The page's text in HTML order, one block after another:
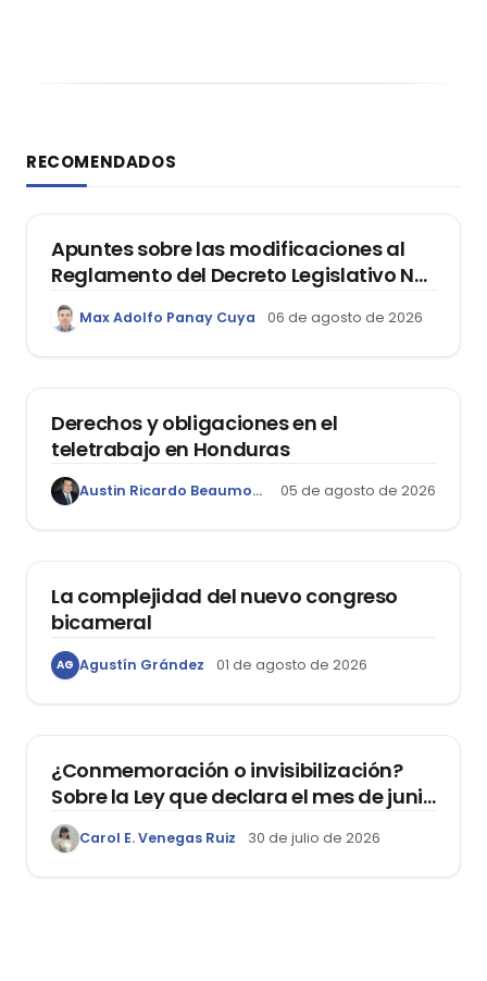
RECOMENDADOS
DERECHO REGISTRAL
Apuntes sobre las modificaciones al
Reglamento del Decreto Legislativo Nº
1400, que aprueba el Régimen de
Garantía Mobiliaria
Max Adolfo Panay Cuya 06 de agosto de 2026
Derechos y obligaciones en el
teletrabajo en Honduras
Austin Ricardo Beaumont Rivera 05 de agosto de 2026
La complejidad del nuevo congreso
bicameral
AG Agustín Grández 01 de agosto de 2026
¿Conmemoración o invisibilización?
Sobre la Ley que declara el mes de junio
como el “Mes de la Vida y la Familia”
Carol E. Venegas Ruiz 30 de julio de 2026